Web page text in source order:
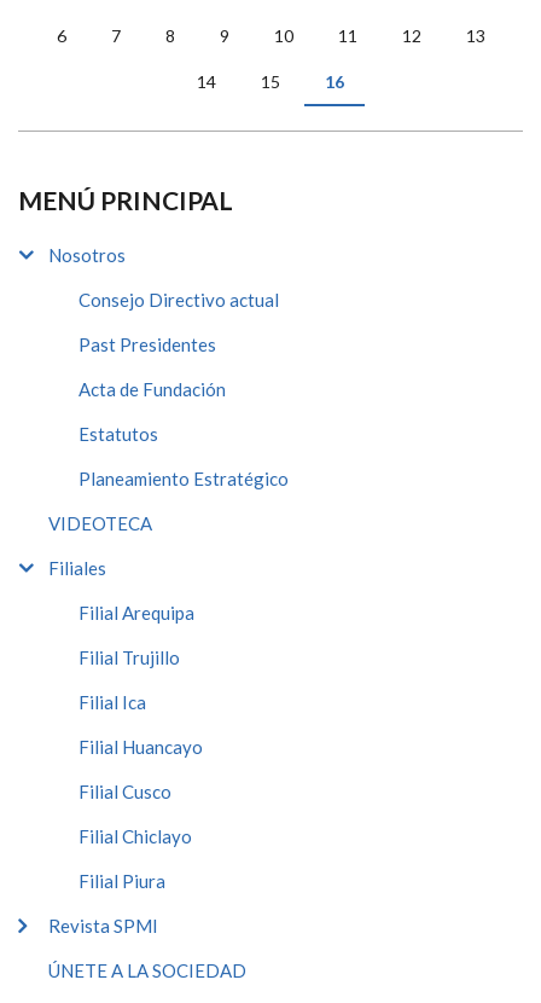
6 7 8 9 10 11 12 13
14 15 16
MENÚ PRINCIPAL
Nosotros
Consejo Directivo actual
Past Presidentes
Acta de Fundación
Estatutos
Planeamiento Estratégico
VIDEOTECA
Filiales
Filial Arequipa
Filial Trujillo
Filial Ica
Filial Huancayo
Filial Cusco
Filial Chiclayo
Filial Piura
Revista SPMI
ÚNETE A LA SOCIEDAD